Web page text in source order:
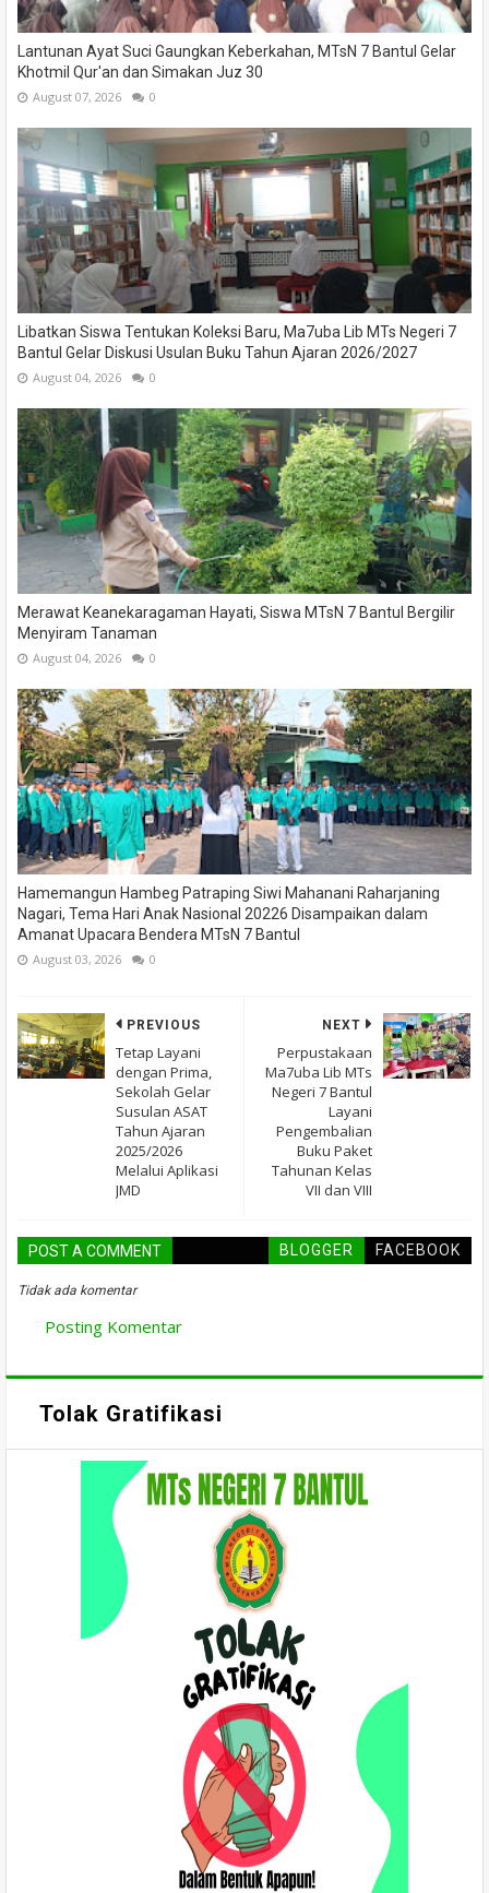
Lantunan Ayat Suci Gaungkan Keberkahan, MTsN 7 Bantul Gelar
Khotmil Qur'an dan Simakan Juz 30
August 07, 2026 0
Libatkan Siswa Tentukan Koleksi Baru, Ma7uba Lib MTs Negeri 7
Bantul Gelar Diskusi Usulan Buku Tahun Ajaran 2026/2027
August 04, 2026 0
Merawat Keanekaragaman Hayati, Siswa MTsN 7 Bantul Bergilir
Menyiram Tanaman
August 04, 2026 0
Hamemangun Hambeg Patraping Siwi Mahanani Raharjaning
Nagari, Tema Hari Anak Nasional 20226 Disampaikan dalam
Amanat Upacara Bendera MTsN 7 Bantul
August 03, 2026 0
NEXT
Perpustakaan
Ma7uba Lib MTs
Negeri 7 Bantul
Layani
Pengembalian
Buku Paket
Tahunan Kelas
VII dan VIII
PREVIOUS
Tetap Layani
dengan Prima,
Sekolah Gelar
Susulan ASAT
Tahun Ajaran
2025/2026
Melalui Aplikasi
JMD
POST A COMMENT BLOGGER FACEBOOK
Tidak ada komentar
Posting Komentar
Tolak Gratifikasi